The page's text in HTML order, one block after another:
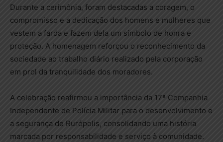
Durante a cerimônia, foram destacadas a coragem, o
compromisso e a dedicação dos homens e mulheres que
vestem a farda e fazem dela um símbolo de honra e
proteção. A homenagem reforçou o reconhecimento da
sociedade ao trabalho diário realizado pela corporação
em prol da tranquilidade dos moradores.
A celebração reafirmou a importância da 17ª Companhia
Independente de Polícia Militar para o desenvolvimento e
a segurança de Rurópolis, consolidando uma história
marcada por responsabilidade e serviço à comunidade.